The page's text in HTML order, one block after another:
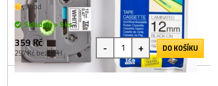
1 bod
Skladem > 9 ks
359 Kč
297 Kč bez DPH - + DO KOŠÍKU